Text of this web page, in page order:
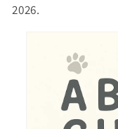
2026.